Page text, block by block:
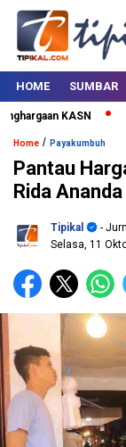
HOME SUMBAR
KASN
Home / Payakumbuh
Pantau
Rida
Tipikal
-
Selasa, 11